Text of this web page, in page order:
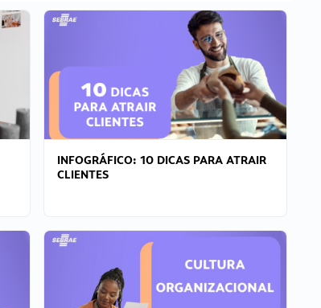
INFOGRÁFICO: 10 DICAS PARA ATRAIR
CLIENTES